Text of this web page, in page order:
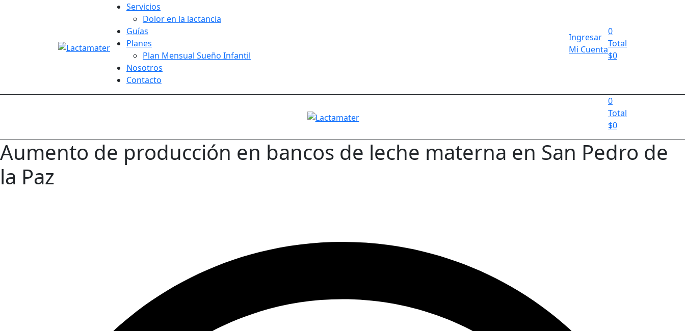
Servicios
Dolor en la lactancia
Guías
Planes
Plan Mensual Sueño Infantil
Nosotros
Contacto
Ingresar
Mi Cuenta
0
Total
$0
0
Total
$0
Aumento de producción en bancos de leche materna en San Pedro de
la Paz